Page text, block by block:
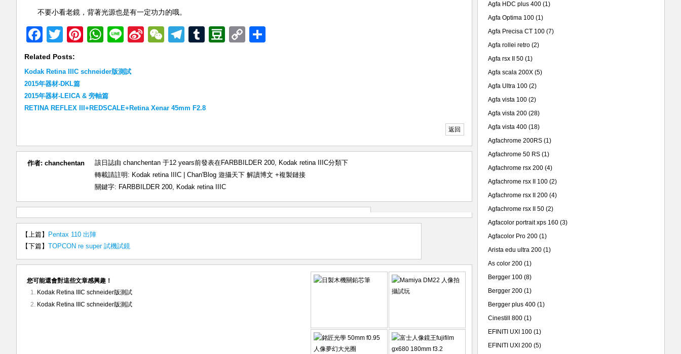
不要小看老鏡，背著光源也是有一定功力的哦。
Facebook
TwitterPinterest
WhatsApp
LineSinaWeChat
Telegram
Tumblr
Douban
Copy
Related Posts:
Kodak Retina IIIC schneider版測試
2015年器材-DKL篇
2015年器材-LEICA & 旁軸篇
RETINA REFLEX III+REDSCALE+Retina Xenar 45mm F2.8
返回
作者: chanchentan 該日誌由 chanchentan 于12 years前發表在FARBBILDER 200, Kodak retina IIIC分類下
轉載請註明: Kodak retina IIIC | Chan'Blog 遊攝天下 解讀博文 +複製鏈接
關鍵字: FARBBILDER 200, Kodak retina IIIC
【上篇】
Pentax 110 出陣
【下篇】 TOPCON re super 試機試鏡
您可能還會對這些文章感興趣！
Kodak Retina IIIC schneider版測試
Kodak Retina IIIC schneider版測試
Agfa HDC plus 400 (1)
Agfa Optima 100 (1)
Agfa Precisa CT 100 (7)
Agfa rollei retro (2)
Agfa rsx II 50 (1)
Agfa scala 200X (5)
Agfa Ultra 100 (2)
Agfa vista 100 (2)
Agfa vista 200 (28)
Agfa vista 400 (18)
Agfachrome 200RS (1)
Agfachrome 50 RS (1)
Agfachrome rsx 200 (4)
Agfachrome rsx II 100 (2)
Agfachrome rsx II 200 (4)
Agfachrome rsx II 50 (2)
Agfacolor portrait xps 160 (3)
Agfacolor Pro 200 (1)
Arista edu ultra 200 (1)
As color 200 (1)
Bergger 100 (8)
Bergger 200 (1)
Bergger plus 400 (1)
Cinestill 800 (1)
EFINITI UXI 100 (1)
EFINITI UXI 200 (5)